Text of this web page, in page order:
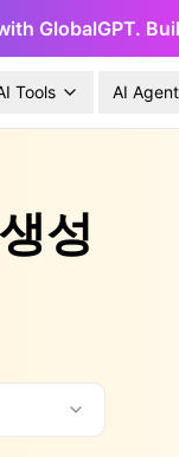
GlobalGPT.
Tools AI Agent
성